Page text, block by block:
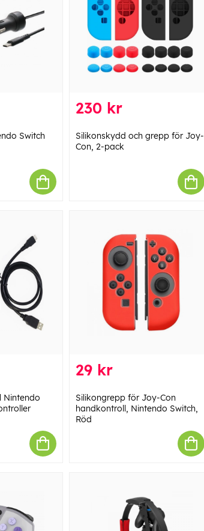
Switch
230 kr
Silikonskydd och grepp för Joy-
Con, 2-pack
Nintendo
29 kr
Silikongrepp för Joy-Con
handkontroll, Nintendo Switch,
Röd